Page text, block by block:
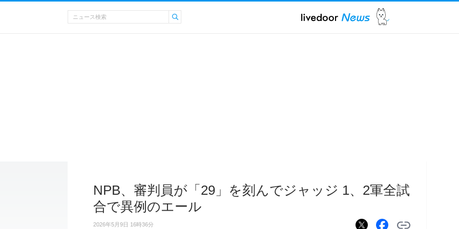
NPB、審判員が「29」を刻んでジャッジ 1、2軍全試
合で異例のエール
2026年5月9日 16時36分